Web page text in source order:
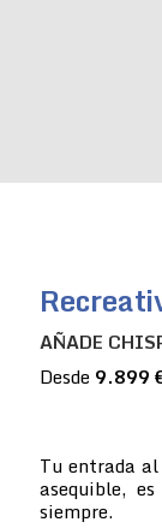
AÑADE
Desde 9.899
Tu entrada
asequible,
siempre.